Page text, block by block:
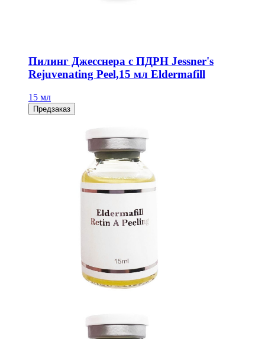
Пилинг Джесснера с ПДРН Jessner's
Rejuvenating Peel,15 мл Eldermafill
15 мл
Предзаказ